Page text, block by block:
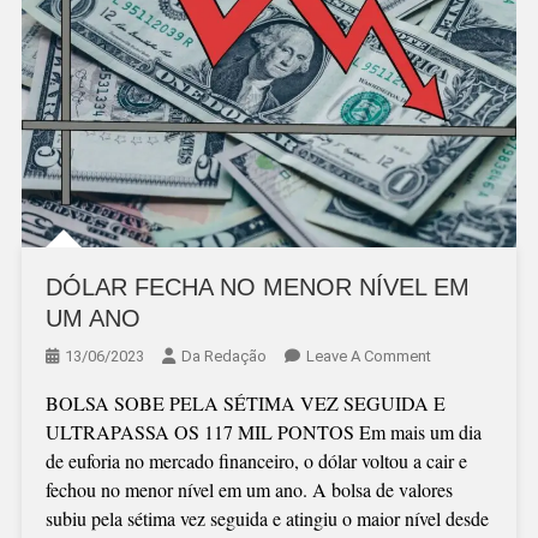
DÓLAR FECHA NO MENOR NÍVEL EM
UM ANO
13/06/2023 Da Redação Leave A CommentOn
FECHA
NO
MENOR
NÍVEL
EM
BOLSA SOBE PELA SÉTIMA VEZ SEGUIDA E
ULTRAPASSA OS 117 MIL PONTOS Em mais um dia
de euforia no mercado financeiro, o dólar voltou a cair e
fechou no menor nível em um ano. A bolsa de valores
subiu pela sétima vez seguida e atingiu o maior nível desde